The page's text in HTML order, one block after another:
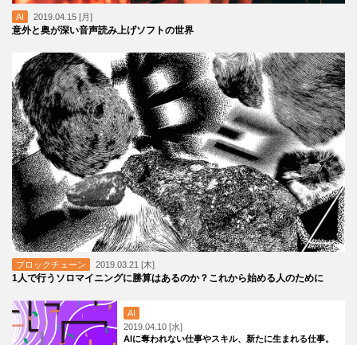
AI 2019.04.15 [月]
意外と奥が深い音声読み上げソフトの世界
ブロックチェーン 2019.03.21 [木]
1人で行うソロマイニングに勝算はあるのか？これから始める人のために
AI
2019.04.10 [水]
AIに奪われない仕事やスキル、新たに生まれる仕事。